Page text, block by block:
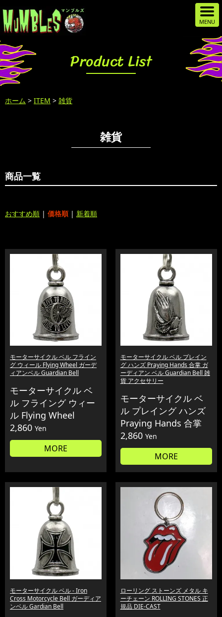
Product List
ホーム > ITEM > 雑貨
雑貨
商品一覧
おすすめ順 | 価格順 | 新着順
モーターサイクル ベル フライン
グ ウィール Flying Wheel ガーデ
ィアンベル Guardian Bell
モーターサイクル ベ
ル フライング ウィー
ル Flying Wheel
2,860 Yen
MORE
モーターサイクル ベル プレイン
グ ハンズ Praying Hands 合掌 ガ
ーディアン ベル Guardian Bell 雑
貨 アクセサリー
モーターサイクル ベ
ル プレイング ハンズ
Praying Hands 合掌
2,860 Yen
MORE
モーターサイクル ベル - Iron
Cross Motorcycle Bell ガーディア
ンベル Gardian Bell
ローリング ストーンズ メタル キ
ーチェーン ROLLING STONES 正
規品 DIE-CAST